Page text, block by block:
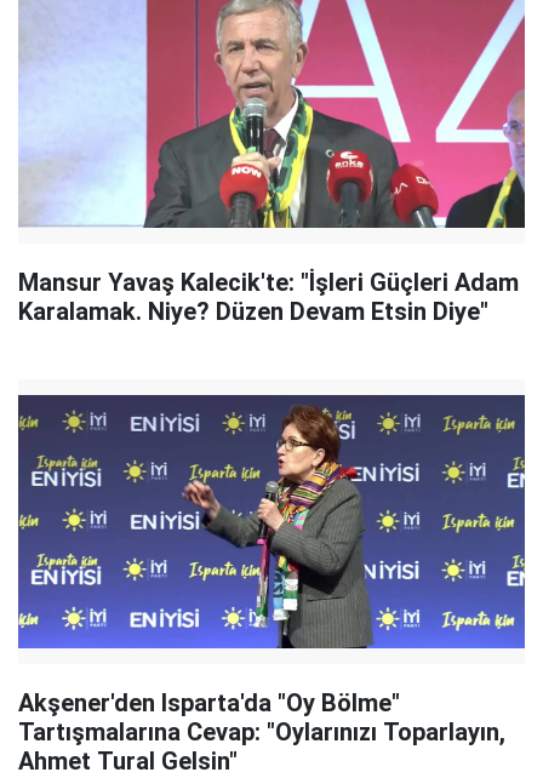
Mansur Yavaş Kalecik'te: "İşleri Güçleri Adam
Karalamak. Niye? Düzen Devam Etsin Diye"
Akşener'den Isparta'da "Oy Bölme"
Tartışmalarına Cevap: "Oylarınızı Toparlayın,
Ahmet Tural Gelsin"